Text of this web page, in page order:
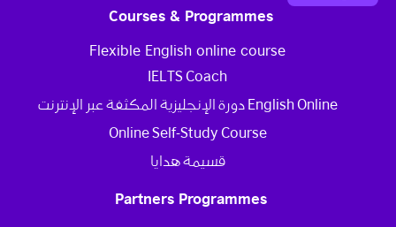
Courses & Programmes
Flexible English online course
IELTS Coach
دورة الإنجليزية المكثفة عبر الإنترنت English Online
Online Self-Study Course
قسيمة هدايا
Partners Programmes